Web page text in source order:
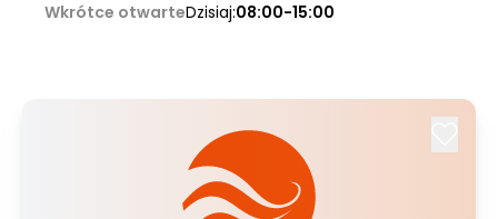
Wkrótce otwarteDzisiaj:08:00-15:00